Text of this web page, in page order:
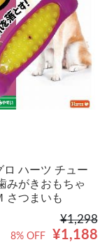
ロ ハーツ チュー
みがきおもちゃ
さつまいも
¥1,298
¥1,188
8% OFF